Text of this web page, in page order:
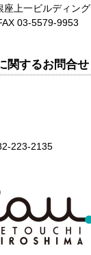
上一ビルディング
03-5579-9953
関するお問合せ
223-2135